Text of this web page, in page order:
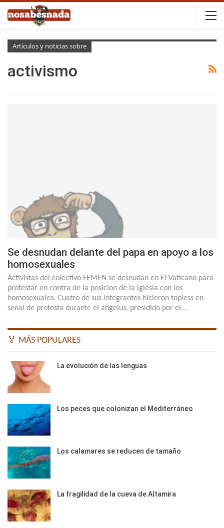
Artículos y noticias sobre
activismo
Se desnudan delante del papa en apoyo a los
homosexuales
Activistas del colectivo FEMEN se desnudan en El Vaticano para
protestar en contra de la posicion de la iglesia con los
homosexuales. Cuatro de sus integrantes hicieron topless en
señal de protesta durante el angelus, presidido por el…
🏅 MÁS POPULARES
La evolución de las lenguas
Los peces que colonizan el Mediterráneo
Los calamares se reducen de tamaño
La fragilidad de la cueva de Altamira